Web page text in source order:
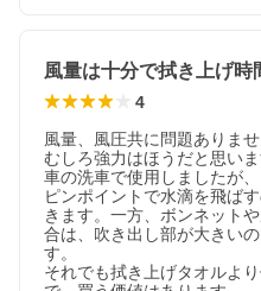
4
風量、風圧共に問題ありませ
むしろ強力はほうだと思いま
車の洗車で使用しましたが
ピンポイントで水滴を飛ば
きます。一方、ボンネット
合は、吹き出し部が大きい
す。
それでも拭き上げタオルよ